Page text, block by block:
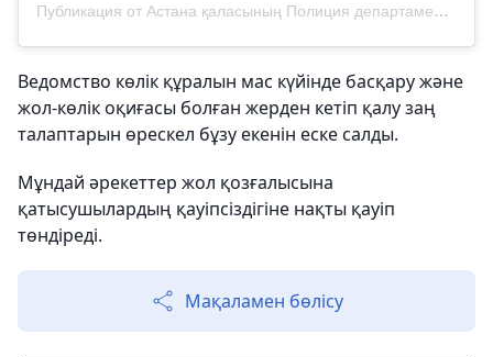
Публикация от Астана қаласының Полиция департаменті (@police__astana)
Ведомство көлік құралын мас күйінде басқару және
жол-көлік оқиғасы болған жерден кетіп қалу заң
талаптарын өрескел бұзу екенін еске салды.
Мұндай әрекеттер жол қозғалысына
қатысушылардың қауіпсіздігіне нақты қауіп
төндіреді.
Мақаламен бөлісу